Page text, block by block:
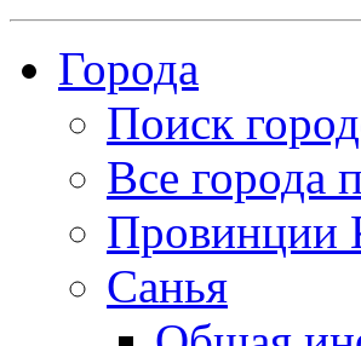
Города
Поиск
Все города
Провинции
Санья